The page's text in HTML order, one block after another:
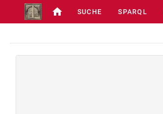
SUCHE SPARQL